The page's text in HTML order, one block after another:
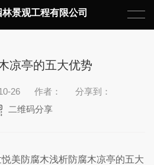
景观工程有限公司
凉亭的五大优势
26 作者：
分享到：
二维码分享
美防腐木浅析防腐木凉亭的五大